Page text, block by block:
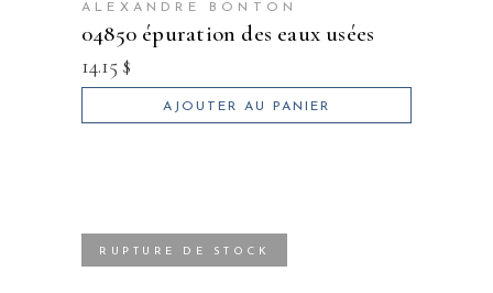
ALEXANDRE BONTON
04850 épuration des eaux usées
14.15 $
AJOUTER AU PANIER
RUPTURE DE STOCK